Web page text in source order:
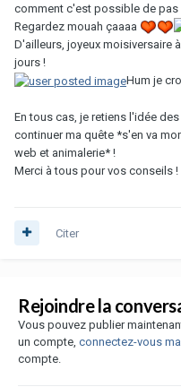
comment c'est possible de pas
Regardez mouah çaaaa
D'ailleurs, joyeux moisiversaire
jours !
Hum je
En tous cas, je retiens l'idée
continuer ma quête *s'en va
web et animalerie* !
Merci à tous pour vos conseils !
Citer
Rejoindre la
Vous pouvez publier
un compte, connectez-vous
compte.